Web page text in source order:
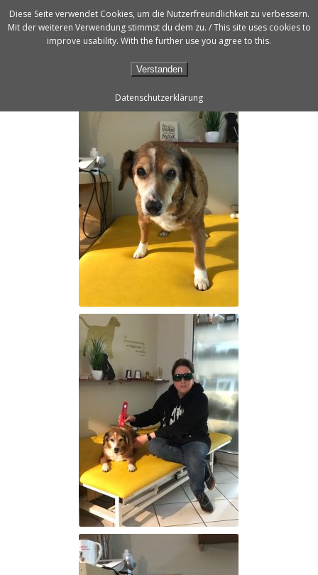
Diese Seite verwendet Cookies, um die Nutzerfreundlichkeit zu verbessern.
Mit der weiteren Verwendung stimmst du dem zu. / This site uses cookies to
improve usability. With the further use you agree to this.
Verstanden
Datenschutzerklärung